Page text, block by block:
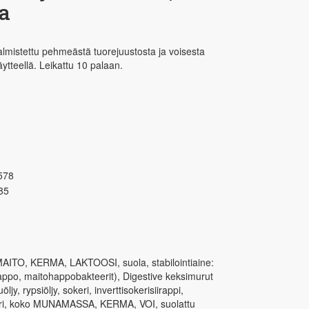
pehmeästä tuorejuustosta ja voisesta
Leikattu 10 palaan.
KERMA, LAKTOOSI, suola, stabilointiaine:
maitohappobakteerit), Digestive keksimurut
rypsiöljy, sokeri, inverttisokerisiirappi,
koko MUNAMASSA, KERMA, VOI, suolattu